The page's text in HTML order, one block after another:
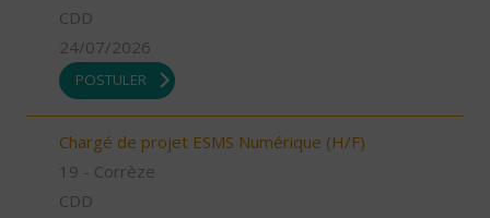
CDD
24/07/2026
POSTULER
Chargé de projet ESMS Numérique (H/F)
19 - Corrèze
CDD